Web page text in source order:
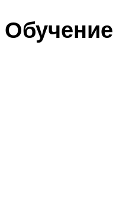
Обучение